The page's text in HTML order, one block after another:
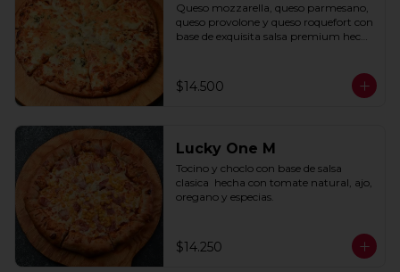
Queso mozzarella, queso parmesano,
queso provolone y queso roquefort con
base de exquisita salsa premium hecha
$14.500
Lucky One M
Tocino y choclo con base de salsa
clasica  hecha con tomate natural, ajo,
oregano y especias.
$14.250